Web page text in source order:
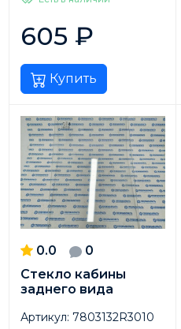
605 ₽
Купить
0.0
0
Стекло кабины
заднего вида
Артикул: 7803132R3010